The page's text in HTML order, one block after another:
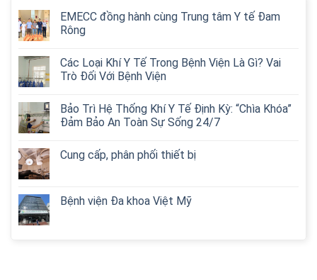
EMECC đồng hành cùng Trung tâm Y tế Đam
Rông
Các Loại Khí Y Tế Trong Bệnh Viện Là Gì? Vai
Trò Đối Với Bệnh Viện
Bảo Trì Hệ Thống Khí Y Tế Định Kỳ: “Chìa Khóa”
Đảm Bảo An Toàn Sự Sống 24/7
Cung cấp, phân phối thiết bị
Bệnh viện Đa khoa Việt Mỹ